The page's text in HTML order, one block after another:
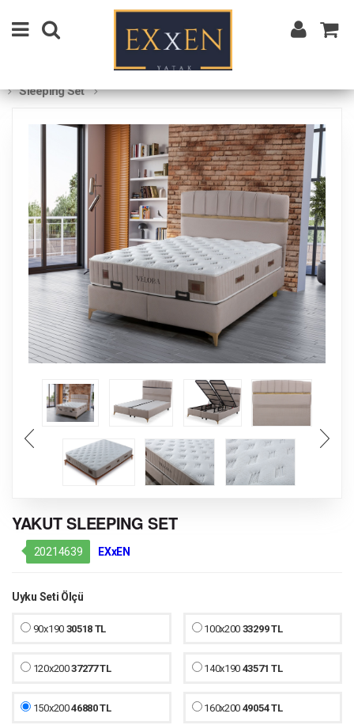
Sleeping Set
YAKUT SLEEPING SET
20214639 EXxEN
Uyku Seti Ölçü
90x190 30518 TL 100x200 33299 TL
120x20037277 TL 140x190 43571 TL
150x20046880 TL 160x200 49054 TL